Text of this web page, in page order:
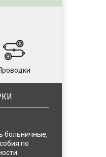
больничные,
по